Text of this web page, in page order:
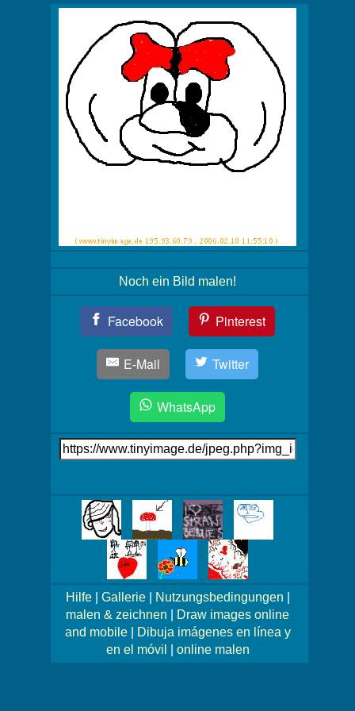
Noch ein Bild malen!
Facebook Pinterest
E-Mail Twitter
WhatsApp
Link
auf's
Bilder!
Hilfe| Gallerie| Nutzungsbedingungen
malen & zeichnen
Draw images online
and mobile|
Dibuja imágenes en línea y
en el móvil
online malen